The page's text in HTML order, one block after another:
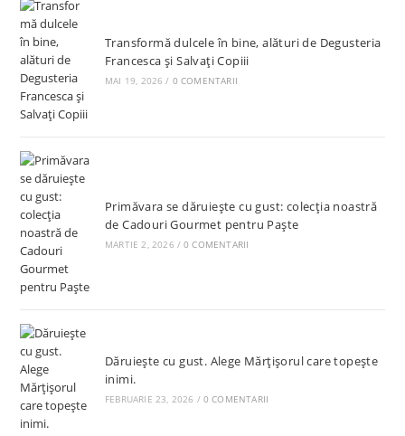
Transformă dulcele în bine, alături de Degusteria
Francesca și Salvați Copiii
MAI 19, 2026 / 0 COMENTARII
Primăvara se dăruiește cu gust: colecția noastră
de Cadouri Gourmet pentru Paște
MARTIE 2, 2026 / 0 COMENTARII
Dăruiește cu gust. Alege Mărțișorul care topește
inimi.
FEBRUARIE 23, 2026 / 0 COMENTARII